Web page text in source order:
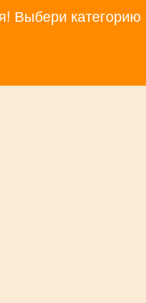
Выбери